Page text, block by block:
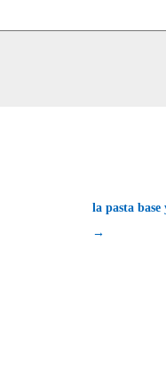
la pasta
→